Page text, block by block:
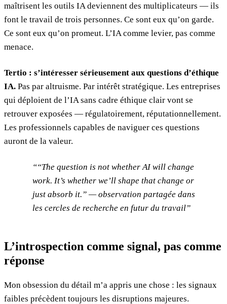
maîtrisent les outils IA deviennent des multiplicateurs — ils
font le travail de trois personnes. Ce sont eux qu’on garde.
Ce sont eux qu’on promeut. L’IA comme levier, pas comme
menace.
Tertio : s’intéresser sérieusement aux questions d’éthique
IA. Pas par altruisme. Par intérêt stratégique. Les entreprises
qui déploient de l’IA sans cadre éthique clair vont se
retrouver exposées — régulatoirement, réputationnellement.
Les professionnels capables de naviguer ces questions
auront de la valeur.
“The question is not whether AI will change
work. It’s whether we’ll shape that change or
just absorb it.” — observation partagée dans
les cercles de recherche en futur du travail
L’introspection comme signal, pas comme
réponse
Mon obsession du détail m’a appris une chose : les signaux
faibles précèdent toujours les disruptions majeures.